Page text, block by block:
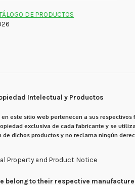
DE PRODUCTOS
Intelectual y Productos
este sitio web pertenecen a sus
exclusiva de cada fabricante y se
dichos productos y no reclama ningún
Property and Product Notice
to their respective